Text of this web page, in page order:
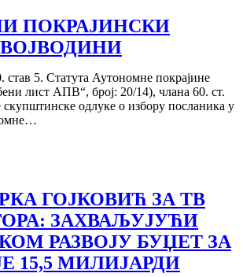
ПОКРАЈИНСКИ
став 5. Статута Аутономне покрајине
лист АПВ“, број: 20/14), члана 60. ст.
скупштинске одлуке о избору посланика у
ГОЈКОВИЋ ЗА ТВ
ЗАХВАЉУЈУЋИ
РАЗВОЈУ БУЏЕТ ЗА
15,5 МИЛИЈАРДИ